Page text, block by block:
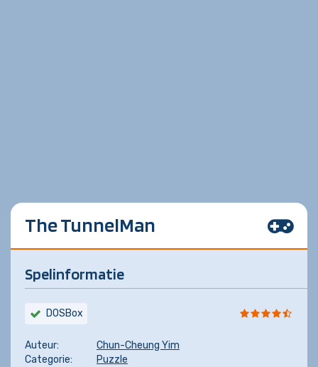
The TunnelMan
Spelinformatie
DOSBox
Auteur:
Chun-Cheung Yim
Categorie:
Puzzle